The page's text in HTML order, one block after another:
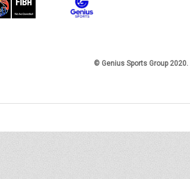
© Genius Sports Group 2020.